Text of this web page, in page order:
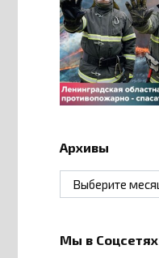
Архивы
Архивы
Мы в Соцсетях